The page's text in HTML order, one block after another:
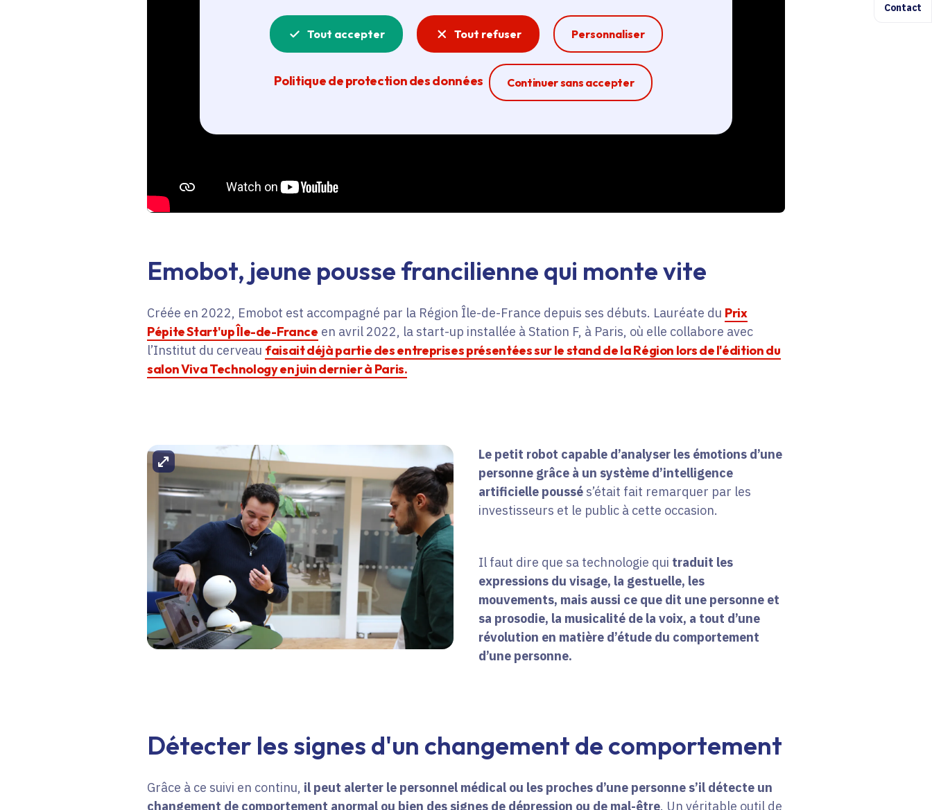
Tout accepter Tout refuser Personnaliser
Politique de protection des données Continuer sans accepter
Ferme la modale
Contact
Play video
Emobot, jeune pousse francilienne qui monte vite
Créée en 2022, Emobot est accompagné par la Région Île-de-France depuis ses débuts. Lauréate du Prix
Pépite Start'up Île-de-France en avril 2022, la start-up installée à Station F, à Paris, où elle collabore avec
l’Institut du cerveau faisait déjà partie des entreprises présentées sur le stand de la Région lors de l'édition du
salon Viva Technology en juin dernier à Paris.
Agrandir l'image
Le petit robot capable d’analyser les émotions d’une
personne grâce à un système d’intelligence
artificielle poussés’était fait remarquer par les
investisseurs et le public à cette occasion.
Il faut dire que sa technologie qui traduit les
expressions du visage, la gestuelle, les
mouvements, mais aussi ce que dit une personne et
sa prosodie, la musicalité de la voix, a tout d’une
révolution en matière d’étude du comportement
d’une personne.
Détecter les signes d'un changement de comportement
Grâce à ce suivi en continu, il peut alerter le personnel médical ou les proches d’une personne s’il détecte un
changement de comportement anormal ou bien des signes de dépression ou de mal-être. Un véritable outil de